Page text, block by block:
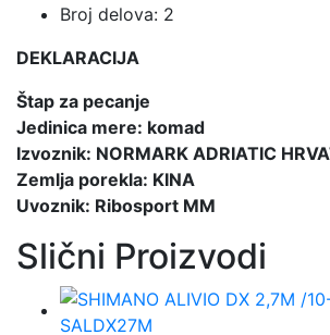
Broj delova: 2
DEKLARACIJA
Štap za pecanje
Jedinica mere: komad
Izvoznik: NORMARK ADRIATIC
Zemlja porekla: KINA
Uvoznik: Ribosport MM
Slični Proizvodi